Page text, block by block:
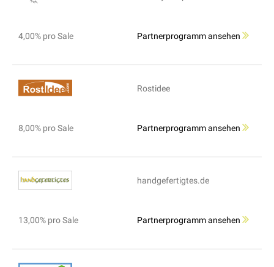
4,00% pro Sale Partnerprogramm ansehen
Rostidee
8,00% pro Sale Partnerprogramm ansehen
handgefertigtes.de
13,00% pro Sale Partnerprogramm ansehen